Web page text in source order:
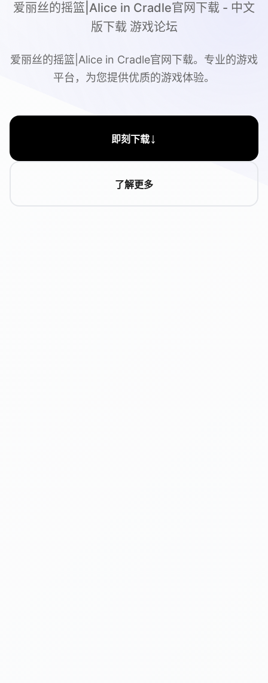
爱丽丝的摇篮|Alice in Cradle官网下载 - 中文
版下载 游戏论坛
爱丽丝的摇篮|Alice in Cradle官网下载。专业的游戏
平台，为您提供优质的游戏体验。
即刻下载↓
了解更多